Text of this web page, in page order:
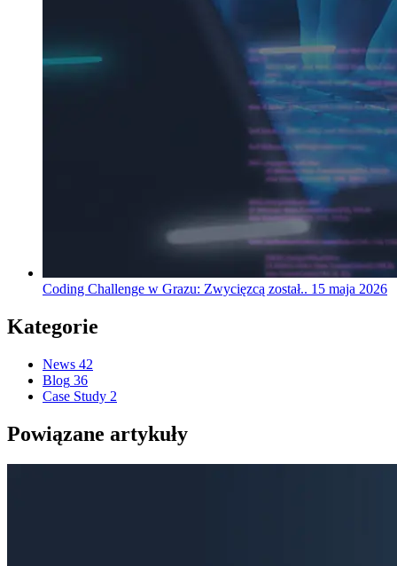
Coding Challenge w Grazu: Zwycięzcą został.. 15 maja 2026
Kategorie
News 42
Blog 36
Case Study 2
Powiązane artykuły